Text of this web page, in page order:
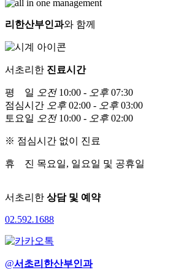
리한산부인과와 함께
서초리한 진료시간
평 일 오전10:00 - 오후07:30
점심시간 오후02:00 - 오후03:00
토요일 오전10:00 - 오후02:00
※ 점심시간 없이 진료
휴 진 목요일, 일요일 및 공휴일
서초리한 상담 및 예약
02.592.1688
@서초리한산부인과